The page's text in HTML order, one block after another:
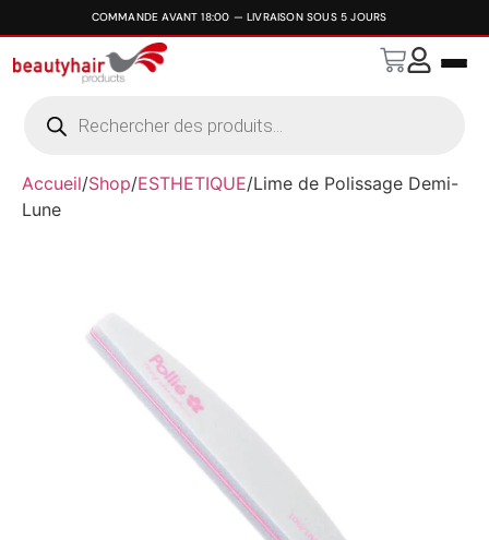
Accueil/Shop/ESTHETIQUE/Lime de Polissage Demi-
Lune